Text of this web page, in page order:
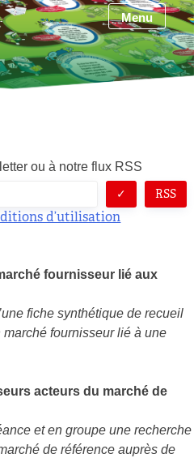
Menu
ou à notre flux RSS
RSS
d’utilisation
fournisseur lié aux
fiche synthétique de recueil
fournisseur lié à une
acteurs du marché de
et en groupe une recherche
de référence auprès de